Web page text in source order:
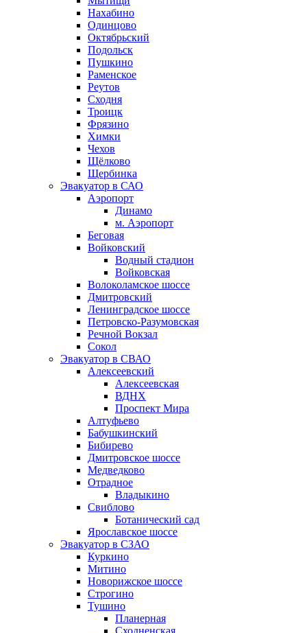
Нахабино
Одинцово
Октябрьский
Подольск
Пушкино
Раменское
Реутов
Сходня
Троицк
Фрязино
Химки
Чехов
Щёлково
Щербинка
Эвакуатор в САО
Аэропорт
Динамо
м. Аэропорт
Беговая
Войковский
Водный стадион
Войковская
Волоколамское шоссе
Дмитровский
Ленинградское шоссе
Петровско-Разумовская
Речной Вокзал
Сокол
Эвакуатор в СВАО
Алексеевский
Алексеевская
ВДНХ
Проспект Мира
Алтуфьево
Бабушкинский
Бибирево
Дмитровское шоссе
Медведково
Отрадное
Владыкино
Свиблово
Ботанический сад
Ярославское шоссе
Эвакуатор в СЗАО
Куркино
Митино
Новорижское шоссе
Строгино
Тушино
Планерная
Сходненская